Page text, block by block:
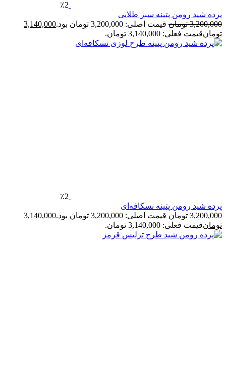
٪2
پرده شید رومن پتینه سبز طلایی
3,200,000 تومان قیمت اصلی: 3,200,000 تومان بود.
3,140,000
تومانقیمت فعلی: 3,140,000 تومان.
٪2
پرده شید رومن پتینه نسکافه‌ای
3,200,000 تومان قیمت اصلی: 3,200,000 تومان بود.
3,140,000
تومانقیمت فعلی: 3,140,000 تومان.